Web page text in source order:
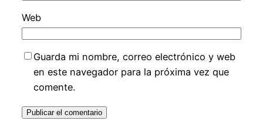
Web
Guarda mi nombre, correo electrónico y web
en este navegador para la próxima vez que
comente.